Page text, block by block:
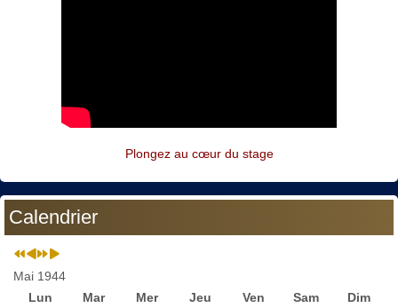
Plongez au cœur du stage
Calendrier
Mai 1944
Lun
Mar Mer Jeu Ven Sam
Dim